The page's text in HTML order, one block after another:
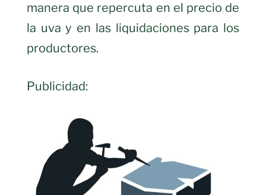
manera que repercuta en el precio de
la uva y en las liquidaciones para los
productores.
Publicidad: